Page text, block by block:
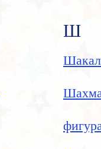
Ш
Шакал